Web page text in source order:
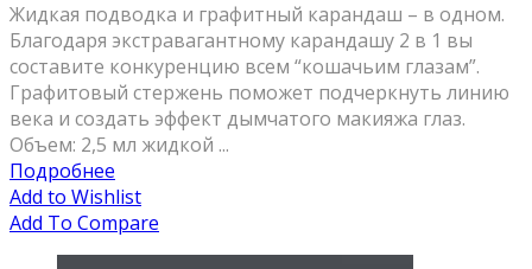
Жидкая подводка и графитный карандаш – в одном.
Благодаря экстравагантному карандашу 2 в 1 вы
составите конкуренцию всем “кошачьим глазам”.
Графитовый стержень поможет подчеркнуть линию
века и создать эффект дымчатого макияжа глаз.
Объем: 2,5 мл жидкой ...
Подробнее
Add to Wishlist
Add To Compare